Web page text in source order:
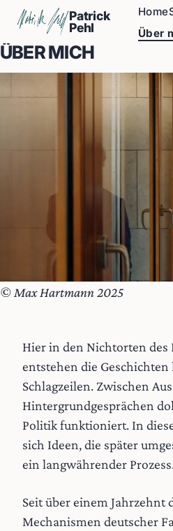
Patrick
Pehl
Home
Über
ÜBER MICH
© Max Hartmann 2025
Hier in den Nichtorten des
entstehen die
Schlagzeilen. Zwischen
Hintergrundgesprächen
Politik funktioniert. In
sich Ideen, die später
ein langwährender
Seit über einem Jahrzehnt
Mechanismen deutscher